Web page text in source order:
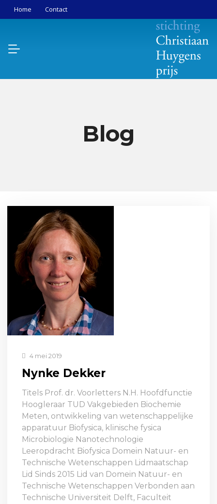
Home Contact
Blog
4 mei 2019
Nynke Dekker
Titels Prof. dr. Voorletters N.H. Hoofdfunctie
Hoogleraar TUD Vakgebieden Biochemie
Meten, ontwikkeling van wetenschappelijke
apparatuur Biofysica, klinische fysica
Microbiologie Nanotechnologie
Leeropdracht Biofysica Domein Natuur- en
Technische Wetenschappen Lidmaatschap
Lid Sinds 2015 Lid van Domein Natuur- en
Technische Wetenschappen Verbonden aan
Technische Universiteit Delft, Faculteit